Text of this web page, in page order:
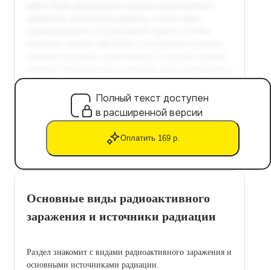
Полный текст доступен
в расширенной версии
Оплатить 169 р.
Основные виды радиоактивного
заражения и источники радиации
Раздел знакомит с видами радиоактивного заражения и
основными источниками радиации.